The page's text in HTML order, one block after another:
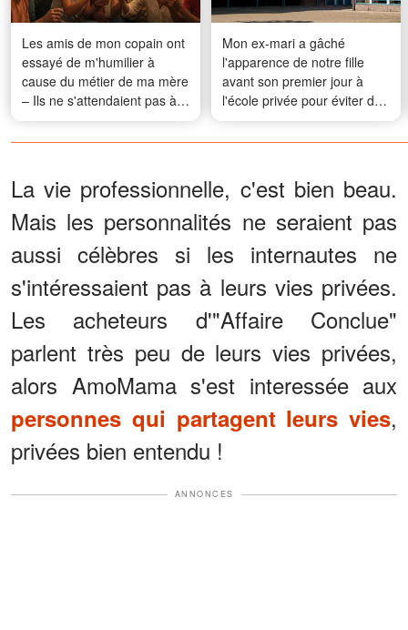
Les amis de mon copain ont
essayé de m'humilier à
cause du métier de ma mère
– Ils ne s'attendaient pas à
ce que je les réduise au
silence en deux phrases
Mon ex-mari a gâché
l'apparence de notre fille
avant son premier jour à
l'école privée pour éviter de
payer les frais de scolarité –
Je lui ai donné une leçon
La vie professionnelle, c'est bien beau.
Mais les personnalités ne seraient pas
aussi célèbres si les internautes ne
s'intéressaient pas à leurs vies privées.
Les acheteurs d'"Affaire Conclue"
parlent très peu de leurs vies privées,
alors AmoMama s'est interessée aux
personnes qui partagent leurs vies,
privées bien entendu !
ANNONCES